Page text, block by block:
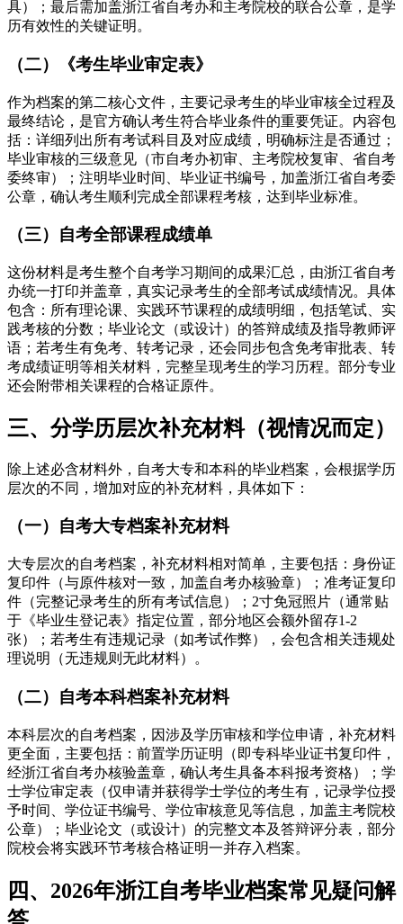
具）；最后需加盖浙江省自考办和主考院校的联合公章，是学
历有效性的关键证明。
（二）《考生毕业审定表》
作为档案的第二核心文件，主要记录考生的毕业审核全过程及
最终结论，是官方确认考生符合毕业条件的重要凭证。内容包
括：详细列出所有考试科目及对应成绩，明确标注是否通过；
毕业审核的三级意见（市自考办初审、主考院校复审、省自考
委终审）；注明毕业时间、毕业证书编号，加盖浙江省自考委
公章，确认考生顺利完成全部课程考核，达到毕业标准。
（三）自考全部课程成绩单
这份材料是考生整个自考学习期间的成果汇总，由浙江省自考
办统一打印并盖章，真实记录考生的全部考试成绩情况。具体
包含：所有理论课、实践环节课程的成绩明细，包括笔试、实
践考核的分数；毕业论文（或设计）的答辩成绩及指导教师评
语；若考生有免考、转考记录，还会同步包含免考审批表、转
考成绩证明等相关材料，完整呈现考生的学习历程。部分专业
还会附带相关课程的合格证原件。
三、分学历层次补充材料（视情况而定）
除上述必含材料外，自考大专和本科的毕业档案，会根据学历
层次的不同，增加对应的补充材料，具体如下：
（一）自考大专档案补充材料
大专层次的自考档案，补充材料相对简单，主要包括：身份证
复印件（与原件核对一致，加盖自考办核验章）；准考证复印
件（完整记录考生的所有考试信息）；2寸免冠照片（通常贴
于《毕业生登记表》指定位置，部分地区会额外留存1-2
张）；若考生有违规记录（如考试作弊），会包含相关违规处
理说明（无违规则无此材料）。
（二）自考本科档案补充材料
本科层次的自考档案，因涉及学历审核和学位申请，补充材料
更全面，主要包括：前置学历证明（即专科毕业证书复印件，
经浙江省自考办核验盖章，确认考生具备本科报考资格）；学
士学位审定表（仅申请并获得学士学位的考生有，记录学位授
予时间、学位证书编号、学位审核意见等信息，加盖主考院校
公章）；毕业论文（或设计）的完整文本及答辩评分表，部分
院校会将实践环节考核合格证明一并存入档案。
四、2026年浙江自考毕业档案常见疑问解
答